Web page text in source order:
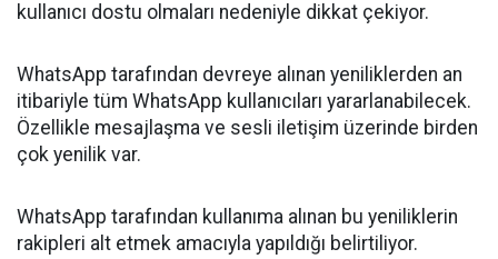
kullanıcı dostu olmaları nedeniyle dikkat çekiyor.
WhatsApp tarafından devreye alınan yeniliklerden an
itibariyle tüm WhatsApp kullanıcıları yararlanabilecek.
Özellikle mesajlaşma ve sesli iletişim üzerinde birden
çok yenilik var.
WhatsApp tarafından kullanıma alınan bu yeniliklerin
rakipleri alt etmek amacıyla yapıldığı belirtiliyor.